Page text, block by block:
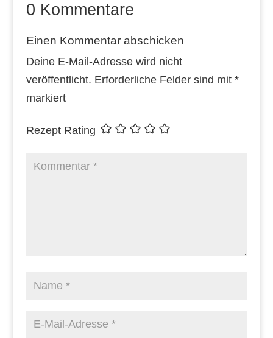
0 Kommentare
Einen Kommentar abschicken
Deine E-Mail-Adresse wird nicht
veröffentlicht. Erforderliche Felder sind mit *
markiert
Rezept Rating